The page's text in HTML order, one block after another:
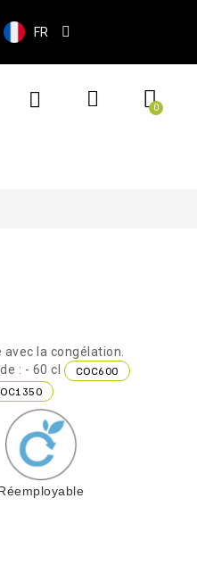
FR
la congélation.
: - 60 cl
COC600